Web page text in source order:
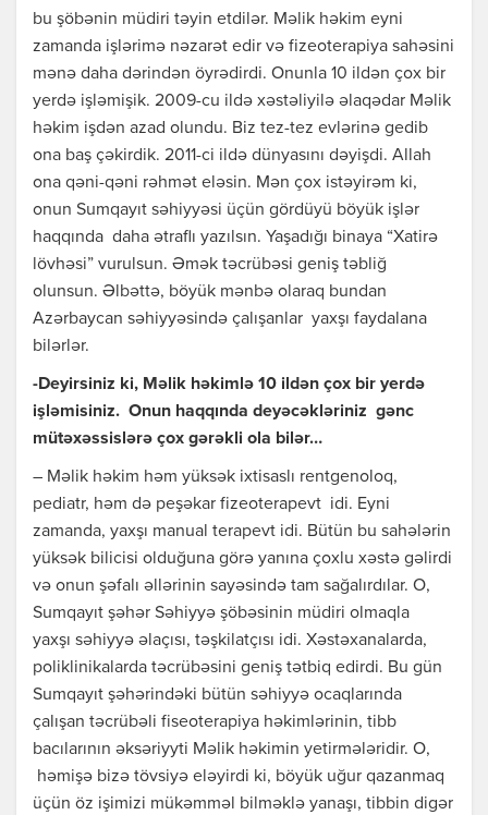
bu şöbənin müdiri təyin etdilər. Məlik həkim eyni
zamanda işlərimə nəzarət edir və fizeoterapiya sahəsini
mənə daha dərindən öyrədirdi. Onunla 10 ildən çox bir
yerdə işləmişik. 2009-cu ildə xəstəliyilə əlaqədar Məlik
həkim işdən azad olundu. Biz tez-tez evlərinə gedib
ona baş çəkirdik. 2011-ci ildə dünyasını dəyişdi. Allah
ona qəni-qəni rəhmət eləsin. Mən çox istəyirəm ki,
onun Sumqayıt səhiyyəsi üçün gördüyü böyük işlər
haqqında daha ətraflı yazılsın. Yaşadığı binaya “Xatirə
lövhəsi” vurulsun. Əmək təcrübəsi geniş təbliğ
olunsun. Əlbəttə, böyük mənbə olaraq bundan
Azərbaycan səhiyyəsində çalışanlar yaxşı faydalana
bilərlər.
-Deyirsiniz ki, Məlik həkimlə 10 ildən çox bir yerdə
işləmisiniz. Onun haqqında deyəcəkləriniz gənc
mütəxəssislərə çox gərəkli ola bilər…
– Məlik həkim həm yüksək ixtisaslı rentgenoloq,
pediatr, həm də peşəkar fizeoterapevt idi. Eyni
zamanda, yaxşı manual terapevt idi. Bütün bu sahələrin
yüksək bilicisi olduğuna görə yanına çoxlu xəstə gəlirdi
və onun şəfalı əllərinin sayəsində tam sağalırdılar. O,
Sumqayıt şəhər Səhiyyə şöbəsinin müdiri olmaqla
yaxşı səhiyyə əlaçısı, təşkilatçısı idi. Xəstəxanalarda,
poliklinikalarda təcrübəsini geniş tətbiq edirdi. Bu gün
Sumqayıt şəhərindəki bütün səhiyyə ocaqlarında
çalışan təcrübəli fiseoterapiya həkimlərinin, tibb
bacılarının əksəriyyti Məlik həkimin yetirmələridir. O,
həmişə bizə tövsiyə eləyirdi ki, böyük uğur qazanmaq
üçün öz işimizi mükəmməl bilməklə yanaşı, tibbin digər